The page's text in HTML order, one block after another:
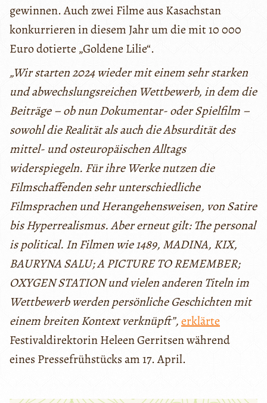
gewinnen. Auch zwei Filme aus Kasachstan
konkurrieren in diesem Jahr um die mit 10 000
Euro dotierte „Goldene Lilie“.
„Wir starten 2024 wieder mit einem sehr starken
und abwechslungsreichen Wettbewerb, in dem die
Beiträge – ob nun Dokumentar- oder Spielfilm –
sowohl die Realität als auch die Absurdität des
mittel- und osteuropäischen Alltags
widerspiegeln. Für ihre Werke nutzen die
Filmschaffenden sehr unterschiedliche
Filmsprachen und Herangehensweisen, von Satire
bis Hyperrealismus. Aber erneut gilt: The personal
is political. In Filmen wie 1489, MADINA, KIX,
BAURYNA SALU; A PICTURE TO REMEMBER;
OXYGEN STATION und vielen anderen Titeln im
Wettbewerb werden persönliche Geschichten mit
einem breiten Kontext verknüpft”,erklärte
Festivaldirektorin Heleen Gerritsen während
eines Pressefrühstücks am 17. April.